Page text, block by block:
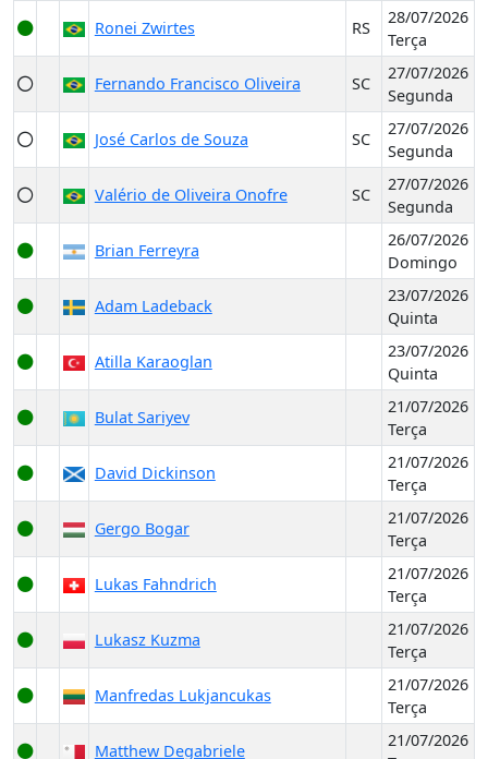
Ronei Zwirtes RS
28/07/2026
Terça
Fernando Francisco Oliveira SC
27/07/2026
Segunda
José Carlos de Souza SC
27/07/2026
Segunda
Valério de Oliveira Onofre SC
27/07/2026
Segunda
Brian Ferreyra
26/07/2026
Domingo
Adam Ladeback
23/07/2026
Quinta
Atilla Karaoglan
23/07/2026
Quinta
Bulat Sariyev
21/07/2026
Terça
David Dickinson
21/07/2026
Terça
Gergo Bogar
21/07/2026
Terça
Lukas Fahndrich
21/07/2026
Terça
Lukasz Kuzma
21/07/2026
Terça
Manfredas Lukjancukas
21/07/2026
Terça
Matthew Degabriele
21/07/2026